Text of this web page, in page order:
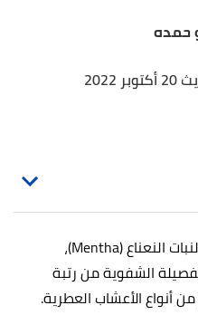
حمده
2022
الاسم العلمي لنبات النعناع (Mentha)،
الشفوية من رتبة